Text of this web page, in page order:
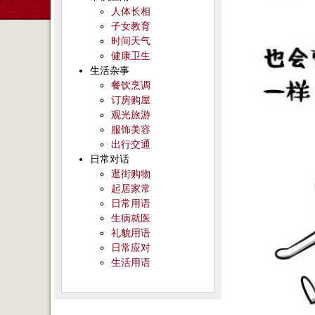
人体长相
子女教育
时间天气
健康卫生
生活杂事
餐饮烹调
订房购屋
观光旅游
服饰美容
出行交通
日常对话
逛街购物
起居家常
日常用语
生病就医
礼貌用语
日常应对
生活用语